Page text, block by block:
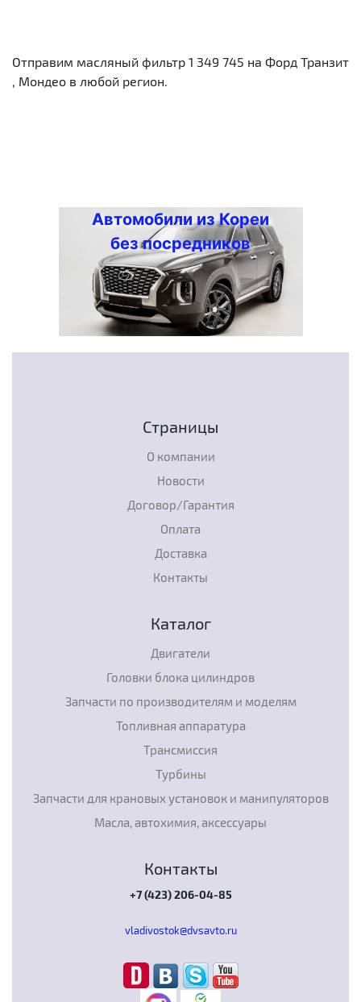
Отправим масляный фильтр 1 349 745 на Форд Транзит
, Мондео в любой регион.
Автомобили из Кореи
без посредников
Страницы
О компании
Новости
Договор/Гарантия
Оплата
Доставка
Контакты
Каталог
Двигатели
Головки блока цилиндров
Запчасти по производителям и моделям
Топливная аппаратура
Трансмиссия
Турбины
Запчасти для крановых установок и манипуляторов
Масла, автохимия, аксессуары
Контакты
+7 (423) 206-04-85
vladivostok@dvsavto.ru